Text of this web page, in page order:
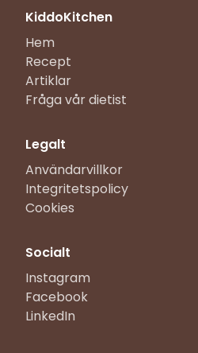
KiddoKitchen
Hem
Recept
Artiklar
Fråga vår dietist
Legalt
Användarvillkor
Integritetspolicy
Cookies
Socialt
Instagram
Facebook
LinkedIn